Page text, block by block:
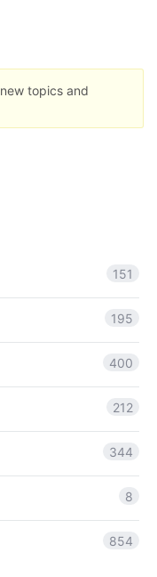
topics and
151
195
400
212
344
8
854